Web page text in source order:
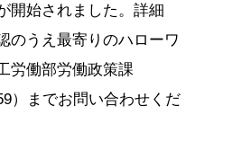
開始されました。 詳細
のうえ最寄りのハローワ
労働部労働政策課
）までお問い合わせくだ